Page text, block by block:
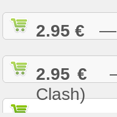
2.95 € —
2.95 € —
Clash)